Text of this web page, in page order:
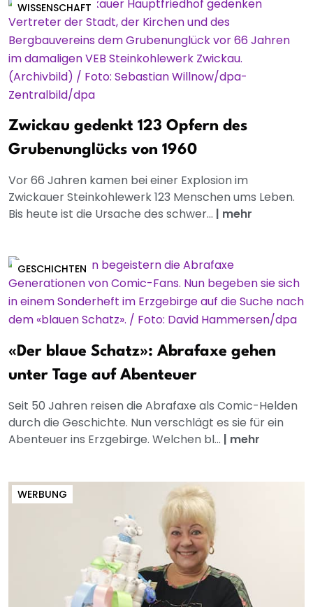
WISSENSCHAFT
Zwickau gedenkt 123 Opfern des
Grubenunglücks von 1960
Vor 66 Jahren kamen bei einer Explosion im
Zwickauer Steinkohlewerk 123 Menschen ums Leben.
Bis heute ist die Ursache des schwer... | mehr
GESCHICHTEN
«Der blaue Schatz»: Abrafaxe gehen
unter Tage auf Abenteuer
Seit 50 Jahren reisen die Abrafaxe als Comic-Helden
durch die Geschichte. Nun verschlägt es sie für ein
Abenteuer ins Erzgebirge. Welchen bl... | mehr
WERBUNG